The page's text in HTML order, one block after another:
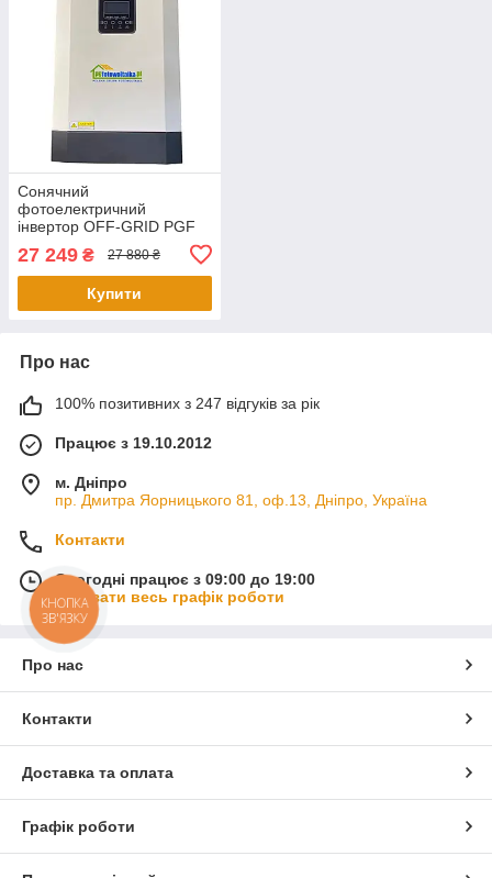
Сонячний
фотоелектричний
інвертор OFF-GRID PGF
OG-5500 MPPT 5.5KW +
WiFi
27 249 ₴ 27 880 ₴
Купити
Про нас
100% позитивних з 247 відгуків за рік
Працює з 19.10.2012
м. Дніпро
пр. Дмитра Яорницького 81, оф.13, Дніпро, Україна
Контакти
Сьогодні працює з 09:00 до 19:00
Показати весь графік роботи
Про нас
Контакти
Доставка та оплата
Графік роботи
КНОПКА
ЗВ'ЯЗКУ